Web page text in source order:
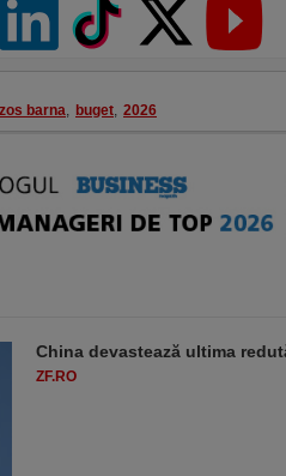
barna, buget, 2026
China devastează ultima
ZF.RO